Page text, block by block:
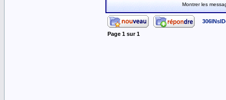
Montrer les
Page 1 sur1